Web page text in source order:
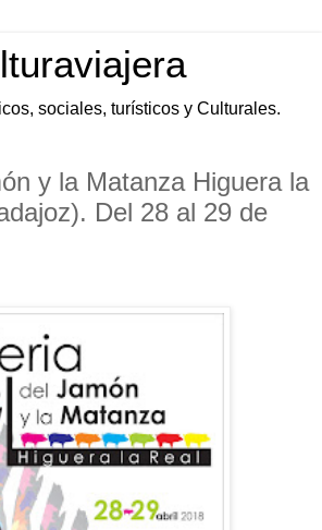
sociales, turísticos y Culturales.
y la Matanza Higuera la
Del 28 al 29 de